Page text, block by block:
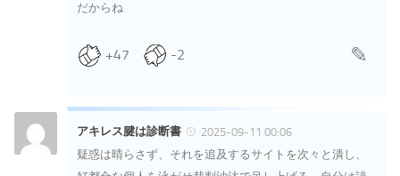
だからね
+47 -2
アキレス腱は診断書
2025-09-11 00:06
疑惑は晴らさず、それを追及するサイトを次々と潰し、